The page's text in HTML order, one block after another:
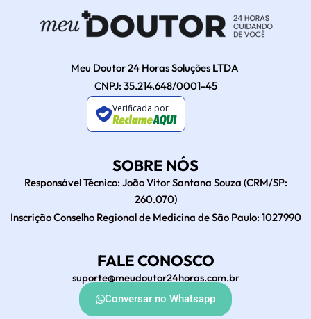
Meu Doutor 24 Horas Soluções LTDA
CNPJ: 35.214.648/0001-45
Verificada por
SOBRE NÓS
Responsável Técnico: João Vitor Santana Souza (CRM/SP:
260.070)
Inscrição Conselho Regional de Medicina de São Paulo: 1027990
FALE CONOSCO
suporte@meudoutor24horas.com.br
Conversar no Whatsapp